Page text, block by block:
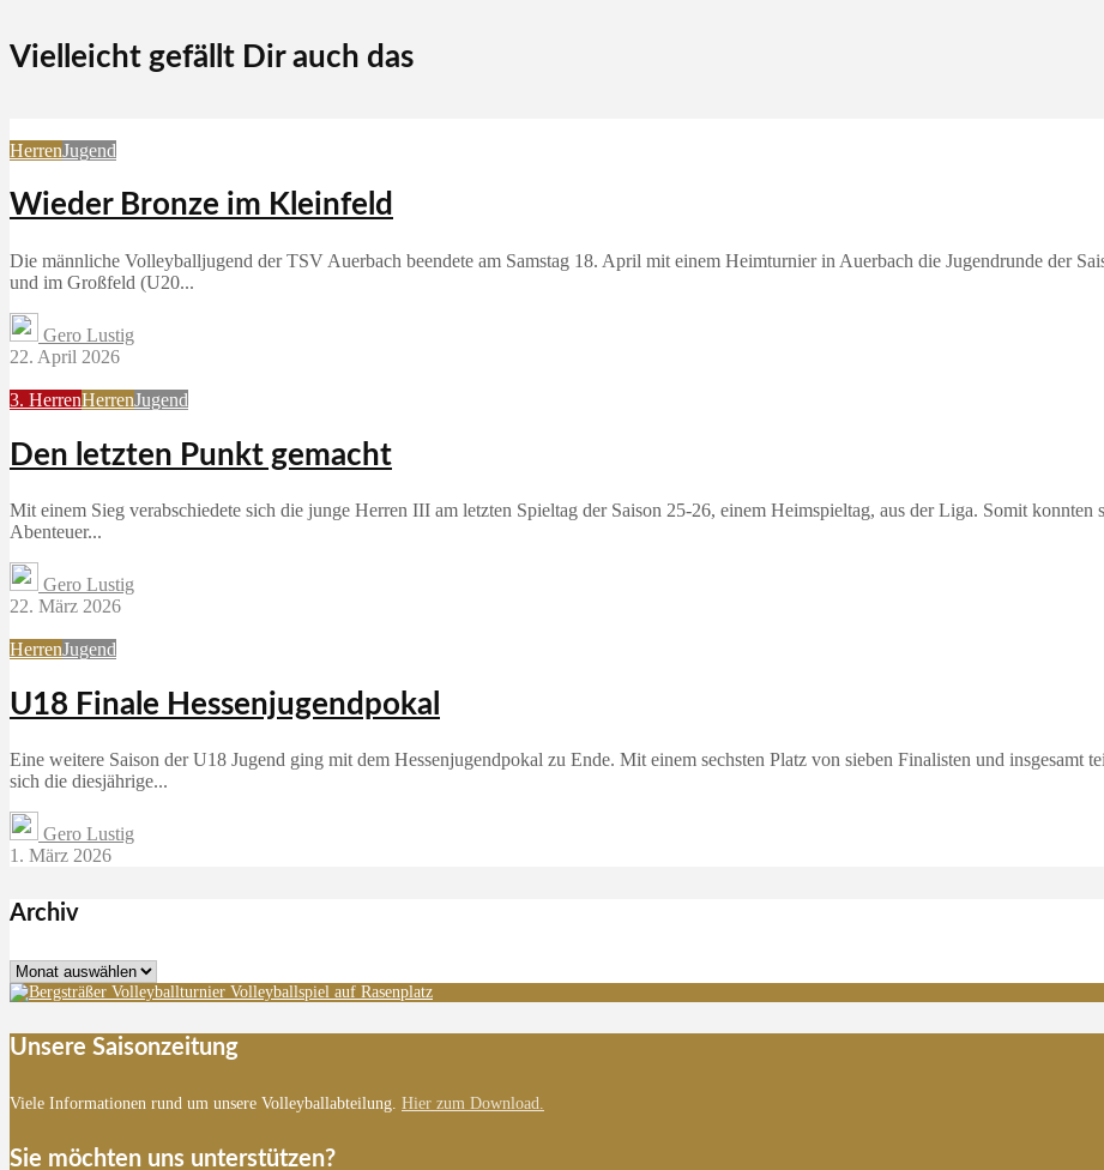
Vielleicht gefällt Dir auch das
HerrenJugend
Wieder Bronze im Kleinfeld
Die männliche Volleyballjugend der TSV Auerbach beendete am Samstag 18. April mit einem Heimturnier in Auerbach die Jugendrunde der
und im Großfeld (U20...
Gero Lustig
22. April 2026
3. HerrenHerrenJugend
Den letzten Punkt gemacht
Mit einem Sieg verabschiedete sich die junge Herren III am letzten Spieltag der Saison 25-26, einem Heimspieltag, aus der Liga. Somit konnten
Abenteuer...
Gero Lustig
22. März 2026
HerrenJugend
U18 Finale Hessenjugendpokal
Eine weitere Saison der U18 Jugend ging mit dem Hessenjugendpokal zu Ende. Mit einem sechsten Platz von sieben Finalisten und insgesamt
sich die diesjährige...
Gero Lustig
1. März 2026
Archiv
Archiv
Unsere Saisonzeitung
Viele Informationen rund um unsere Volleyballabteilung. Hier zum Download.
Sie möchten uns unterstützen?